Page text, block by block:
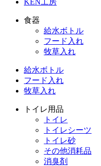
KEN工房
食器
給水ボトル
フード入れ
牧草入れ
給水ボトル
フード入れ
牧草入れ
トイレ用品
トイレ
トイレシーツ
トイレ砂
その他消耗品
消臭剤